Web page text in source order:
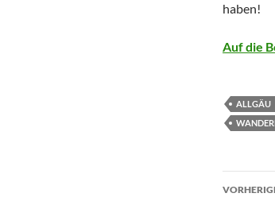
haben!
Auf die
ALLGÄU